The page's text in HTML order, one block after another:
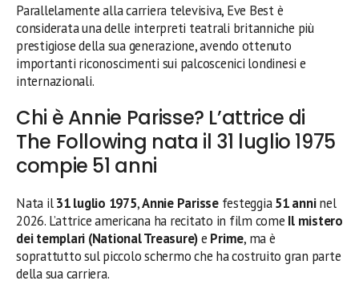
Parallelamente alla carriera televisiva, Eve Best è
considerata una delle interpreti teatrali britanniche più
prestigiose della sua generazione, avendo ottenuto
importanti riconoscimenti sui palcoscenici londinesi e
internazionali.
Chi è Annie Parisse? L’attrice di
The Following nata il 31 luglio 1975
compie 51 anni
Nata il31 luglio 1975,Annie Parissefesteggia51 anninel
2026. L’attrice americana ha recitato in film come Il mistero
dei templari (National Treasure)e Prime, ma è
soprattutto sul piccolo schermo che ha costruito gran parte
della sua carriera.